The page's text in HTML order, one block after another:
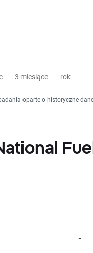
3 miesiące rok
oparte o historyczne
-